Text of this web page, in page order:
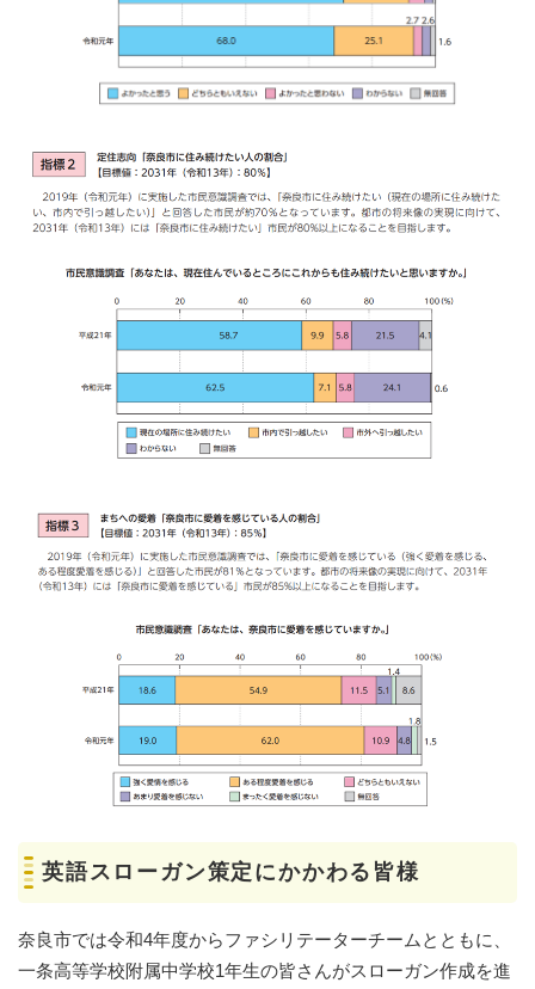
英語スローガン策定にかかわる皆様
奈良市では令和4年度からファシリテーターチームとともに、
一条高等学校附属中学校1年生の皆さんがスローガン作成を進